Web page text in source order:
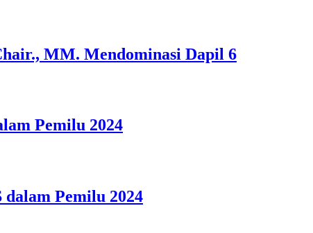
MM. Mendominasi Dapil 6
Pemilu 2024
Pemilu 2024